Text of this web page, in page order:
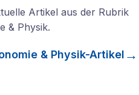
Artikel aus der Rubrik
& Physik.
& Physik-Artikel